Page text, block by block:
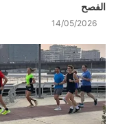
الفصح
14/05/2026